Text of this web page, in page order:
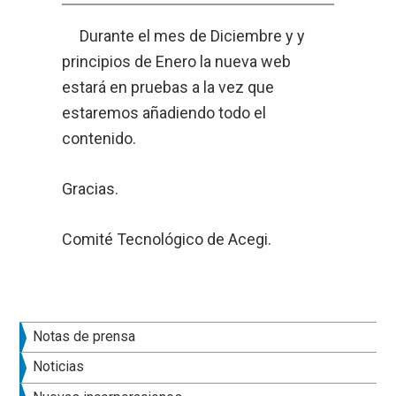
Durante el mes de Diciembre y y
principios de Enero la nueva web
estará en pruebas a la vez que
estaremos añadiendo todo el
contenido.
Gracias.
Comité Tecnológico de Acegi.
Barra
lateral
Notas de prensa
Noticias